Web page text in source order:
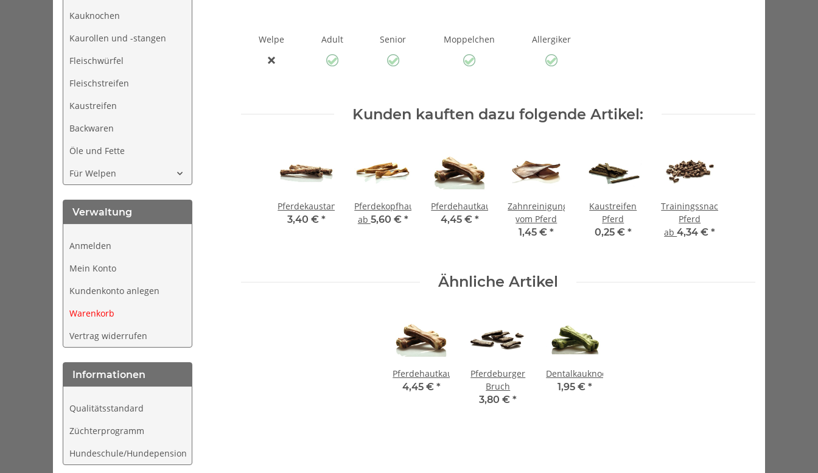
Welpe Adult Senior Moppelchen Allergiker
Kunden kauften dazu folgende Artikel:
Pferdekaustange
3,40 € *
Pferdekopfhaut
ab 5,60 € *
Pferdehautkauknochen
4,45 € *
Zahnreinigungskaustreifen
vom Pferd
1,45 €*
Kaustreifen
Pferd
0,25 € *
Trainingssnacks
Pferd
ab4,34 €*
Ähnliche Artikel
Pferdehautkauknochen
4,45 € *
Pferdeburger
Bruch
3,80 €*
Dentalkauknochen
1,95 € *
Kauknochen
Kaurollen und -stangen
Fleischwürfel
Fleischstreifen
Kaustreifen
Backwaren
Öle und Fette
Für Welpen
Verwaltung
Anmelden
Mein Konto
Kundenkonto anlegen
Warenkorb
Vertrag widerrufen
Informationen
Qualitätsstandard
Züchterprogramm
Hundeschule/Hundepension